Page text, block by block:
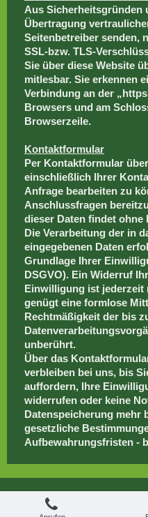
Aus Sicherheitsgründen
Übertragung
Seitenbetreiber senden,
SSL-bzw. TLS-
Sie über diese Website
mitlesbar. Sie erkennen
Verbindung an der
Browsers und am
Browserzeile.
Kontaktformular
Per Kontaktformular
einschließlich Ihrer
Anfrage bearbeiten zu
Anschlussfragen
dieser Daten findet
Die Verarbeitung der in
eingegebenen Daten
Grundlage Ihrer
DSGVO). Ein Widerruf
Einwilligung ist jederzeit
genügt eine formlose
Rechtmäßigkeit der bis
unberührt.
Über das
verbleiben bei uns, bis
auffordern, Ihre
widerrufen oder keine
Datenspeicherung mehr
gesetzliche
Aufbewahrungsfristen -
Druckversion